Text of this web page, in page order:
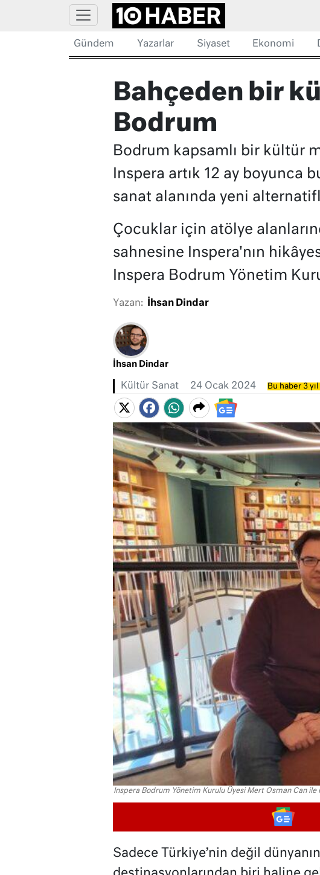
Gündem Yazarlar Siyaset Ekonomi
Bahçeden bir
Bodrum
Bodrum kapsamlı bir kültür
Inspera artık 12 ay boyunca
sanat alanında yeni
Çocuklar için atölye
sahnesine Inspera'nın
Inspera Bodrum Yönetim
Yazan: İhsan Dindar
İhsan Dindar
Kültür Sanat 24 Ocak 2024 Bu haber 3
Inspera Bodrum Yönetim Kurulu Üyesi Mert Osman Can
Sadece Türkiye’nin değil